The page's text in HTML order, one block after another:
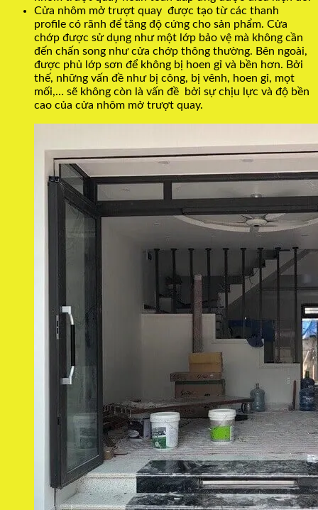
Cửa nhôm mở trượt quay được tạo từ các thanh
profile có rãnh để tăng độ cứng cho sản phẩm. Cửa
chớp được sử dụng như một lớp bảo vệ mà không cần
đến chấn song như cửa chớp thông thường. Bên ngoài,
được phủ lớp sơn để không bị hoen gỉ và bền hơn. Bởi
thế, những vấn đề như bị công, bị vênh, hoen gỉ, mọt
mối,… sẽ không còn là vấn đề bởi sự chịu lực và độ bền
cao của cửa nhôm mở trượt quay.